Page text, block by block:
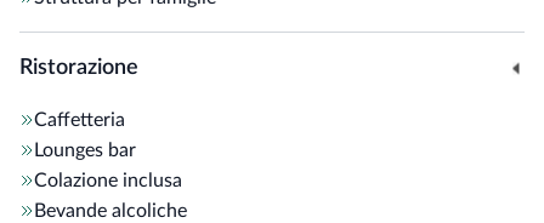
Ristorazione
Caffetteria
Lounges bar
Colazione inclusa
Bevande alcoliche